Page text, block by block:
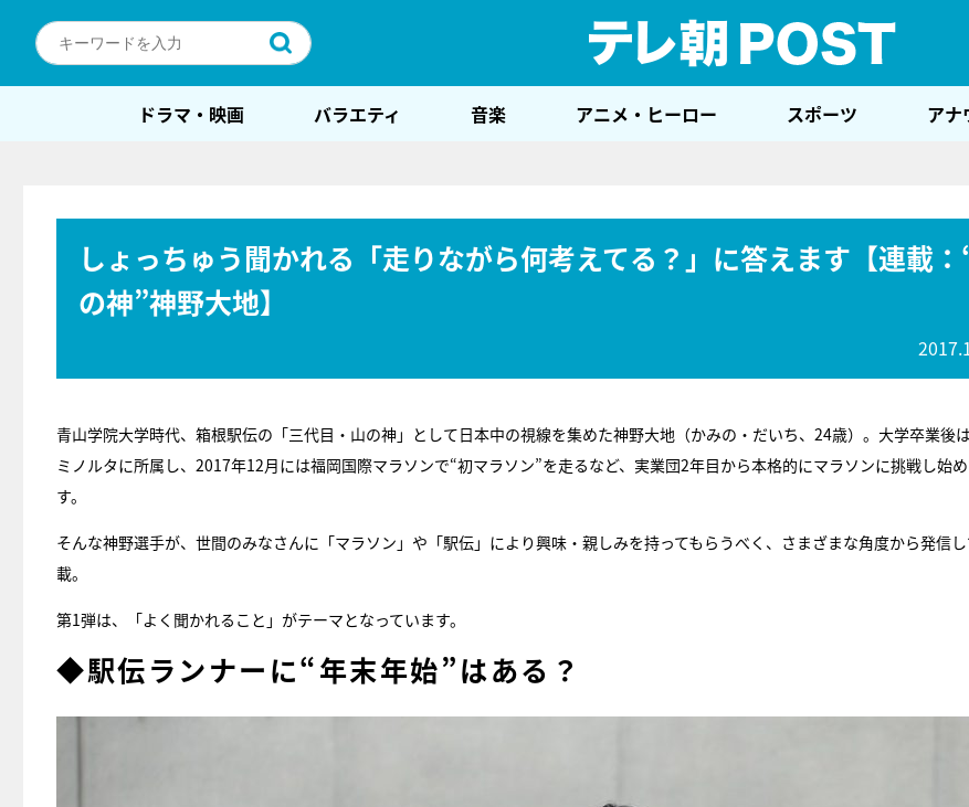
ドラマ・映画 バラエティ 音楽 アニメ・ヒーロー スポーツ アナ
しょっちゅう聞かれる「走りながら何考えてる？」に答えます【連載：
の神”神野大地】
青山学院大学時代、箱根駅伝の「三代目・山の神」として日本中の視線を集めた神野大地（かみの・だいち、24歳）。大学卒業後
ミノルタに所属し、2017年12月には福岡国際マラソンで“初マラソン”を走るなど、実業団2年目から本格的にマラソンに挑戦し始
す。
そんな神野選手が、世間のみなさんに「マラソン」や「駅伝」により興味・親しみを持ってもらうべく、さまざまな角度から発信
載。
第1弾は、「よく聞かれること」がテーマとなっています。
◆駅伝ランナーに“年末年始”はある？
『アイ＝ラブ！げー